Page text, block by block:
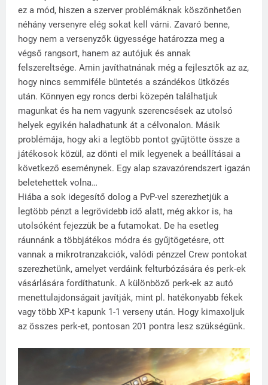
ez a mód, hiszen a szerver problémáknak köszönhetően
néhány versenyre elég sokat kell várni. Zavaró benne,
hogy nem a versenyzők ügyessége határozza meg a
végső rangsort, hanem az autójuk és annak
felszereltsége. Amin javíthatnának még a fejlesztők az az,
hogy nincs semmiféle büntetés a szándékos ütközés
után. Könnyen egy roncs derbi közepén találhatjuk
magunkat és ha nem vagyunk szerencsések az utolsó
helyek egyikén haladhatunk át a célvonalon. Másik
problémája, hogy aki a legtöbb pontot gyűjtötte össze a
játékosok közül, az dönti el mik legyenek a beállításai a
következő eseménynek. Egy alap szavazórendszert igazán
beletehettek volna…
Hiába a sok idegesítő dolog a PvP-vel szerezhetjük a
legtöbb pénzt a legrövidebb idő alatt, még akkor is, ha
utolsóként fejezzük be a futamokat. De ha esetleg
ráunnánk a többjátékos módra és gyűjtögetésre, ott
vannak a mikrotranzakciók, valódi pénzzel Crew pontokat
szerezhetünk, amelyet verdáink felturbózására és perk-ek
vásárlására fordíthatunk. A különböző perk-ek az autó
menettulajdonságait javítják, mint pl. hatékonyabb fékek
vagy több XP-t kapunk 1-1 verseny után. Hogy kimaxoljuk
az összes perk-et, pontosan 201 pontra lesz szükségünk.